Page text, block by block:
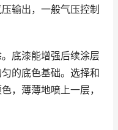
输出，一般气压控制
底漆能增强后续涂层
的底色基础。选择和
，薄薄地喷上一层，